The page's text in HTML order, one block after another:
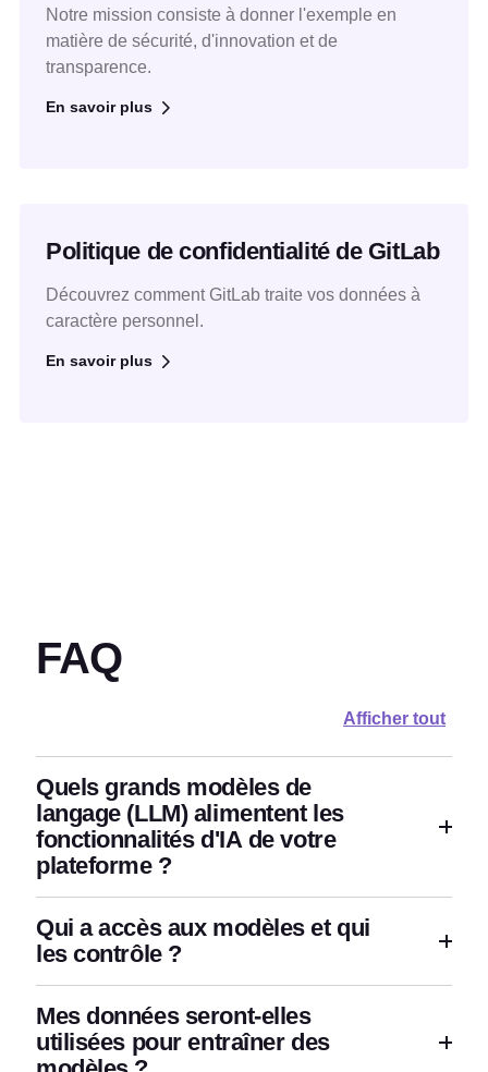
Notre mission consiste à donner l'exemple en
matière de sécurité, d'innovation et de
transparence.
En savoir plus
Politique de confidentialité de GitLab
Découvrez comment GitLab traite vos données à
caractère personnel.
En savoir plus
FAQ
Afficher tout
Quels grands modèles de
langage (LLM) alimentent les
fonctionnalités d'IA de votre
plateforme ?
Qui a accès aux modèles et qui
les contrôle ?
Mes données seront-elles
utilisées pour entraîner des